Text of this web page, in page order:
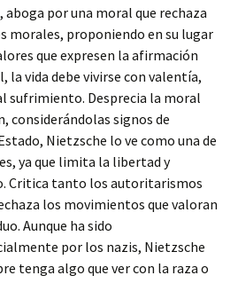
por una moral que rechaza
morales, proponiendo en su lugar
que expresen la afirmación
la vida debe vivirse con valentía,
sufrimiento. Desprecia la moral
considerándolas signos de
Nietzsche lo ve como una de
ya que limita la libertad y
Critica tanto los autoritarismos
los movimientos que valoran
Aunque ha sido
por los nazis, Nietzsche
tenga algo que ver con la raza o